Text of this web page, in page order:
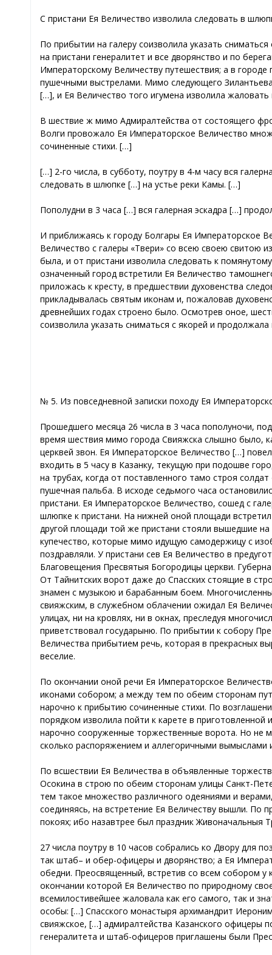
С пристани Ея Величество изволила следовать в
По прибытии на галеру соизволила указать
на пристани генералитет и все дворянство и по
Императорскому Величеству путешествия; а в
пушечными выстрелами. Мимо следующего
[…], и Ея Величество того игумена изволила жаловать
В шествие ж мимо Адмиралтейства от состоящего
Волги провожало Ея Императорское Величество
сочиненные стихи. […]
[…] 2-го числа, в субботу, поутру в 4-м часу вся
следовать в шлюпке […] на устье реки Камы. […]
Пополудни в 3 часа […] вся галерная эскадра […]
И приближаясь к городу Болгары Ея Императорское
Величество с галеры «Твери» со всею своею свитою
была, и от пристани изволила следовать к
означенный город встретили Ея Величество
приложась к кресту, в предшествии духовенства
прикладывалась святым иконам и, пожаловав
древнейших годах строено было. Осмотрев оное,
соизволила указать сниматься с якорей и
№ 5. Из повседневной записки походу Ея
Прошедшего месяца 26 числа в 3 часа пополуночи,
время шествия мимо города Свияжска слышно было,
церквей звон. Ея Императорское Величество […]
входить в 5 часу в Казанку, текущую при подошве
на трубах, когда от поставленного тамо строя
пушечная пальба. В исходе седьмого часа
пристани. Ея Императорское Величество, сошед с
шлюпке к пристани. На нижней оной площади
другой площади той же пристани стояли вышедшие
купечество, которые мимо идущую самодержицу с
поздравляли. У пристани сев Ея Величество в
Благовещения Пресвятыя Богородицы церкви.
От Тайнитских ворот даже до Спасских стоящие в
знамен с музыкою и барабанным боем.
свияжским, в служебном облачении ожидал Ея
улицах, ни на кровлях, ни в окнах, преследуя
приветствовал государыню. По прибытии к собору
Величества прибытием речь, которая в прекрасных
веселие.
По окончании оной речи Ея Императорское
иконами собором; а между тем по обеим сторонам
нарочно к прибытию сочиненные стихи. По
порядком изволила пойти к карете в
нарочно сооруженные торжественные ворота. Но не
сколько распоряжением и аллегоричными
По всшествии Ея Величества в объявленные
Осокина в строю по обеим сторонам улицы Санкт-
тем такое множество различного одеяниями и
соединяясь, на встретение Ея Величеству вышли. По
покоях; ибо назавтрее был праздник Живоначальныя
27 числа поутру в 10 часов собрались ко Двору для
так штаб– и обер-офицеры и дворянство; а Ея
обедни. Преосвященный, встретив со всем собором
окончании которой Ея Величество по природному
всемилостивейшее жаловала как его самого, так и
особы: […] Cпасского монастыря архимандрит
свияжское, […] адмиралтейства Казанского офицеры
генералитета и штаб-офицеров приглашены были